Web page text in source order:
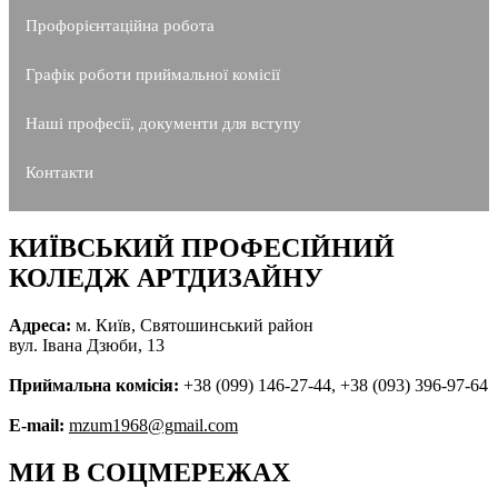
Профорієнтаційна робота
Графік роботи приймальної комісії
Наші професії, документи для вступу
Контакти
КИЇВСЬКИЙ ПРОФЕСІЙНИЙ
КОЛЕДЖ АРТДИЗАЙНУ
Адреса: м. Київ, Святошинський район
вул. Івана Дзюби, 13
Приймальна комісія: +38 (099) 146-27-44, +38 (093) 396-97-64
E-mail: mzum1968@gmail.com
МИ В СОЦМЕРЕЖАХ